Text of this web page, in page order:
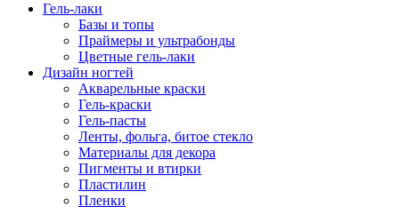
Гель-лаки
Базы и топы
Праймеры и ультрабонды
Цветные гель-лаки
Дизайн ногтей
Акварельные краски
Гель-краски
Гель-пасты
Ленты, фольга, битое стекло
Материалы для декора
Пигменты и втирки
Пластилин
Пленки